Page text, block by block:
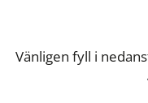
Vänligen fyll i